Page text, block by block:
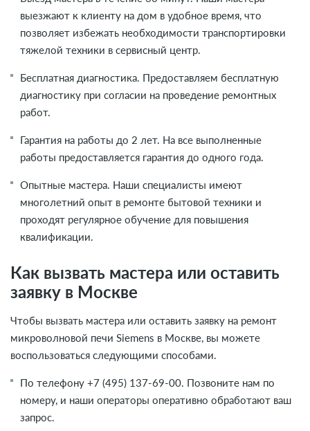
выезжают к клиенту на дом в удобное время, что
позволяет избежать необходимости транспортировки
тяжелой техники в сервисный центр.
Бесплатная диагностика. Предоставляем бесплатную
диагностику при согласии на проведение ремонтных
работ.
Гарантия на работы до 2 лет. На все выполненные
работы предоставляется гарантия до одного года.
Опытные мастера. Наши специалисты имеют
многолетний опыт в ремонте бытовой техники и
проходят регулярное обучение для повышения
квалификации.
Как вызвать мастера или оставить
заявку в Москве
Чтобы вызвать мастера или оставить заявку на ремонт
микроволновой печи Siemens в Москве, вы можете
воспользоваться следующими способами.
По телефону +7 (495) 137-69-00. Позвоните нам по
номеру, и наши операторы оперативно обработают ваш
запрос.